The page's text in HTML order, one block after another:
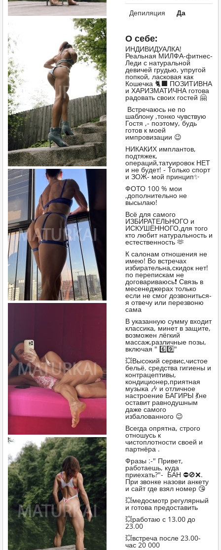
Депиляция
Да
О себе:
ИНДИВИДУАЛКА!
Реальная МИЛФА-фитнес-
Леди с натуральной
девичей грудью, упругой
попкой, ласковая как
Кошечка 🐈‍⬛ ПОЗИТИВНА
и ХАРИЗМАТИЧНА готова
радовать своих гостей 🤗
Встречаюсь не по
шаблону ,тонко чувствую
Гостя ,- поэтому, будь
готов к моей
импровизации 😉
НИКАКИХ имплантов,
подтяжек,
операций,татуировок НЕТ
и не будет! - Только спорт
и ЗОЖ- мой принцип✨️
ФОТО 100 % мои
,дополнительно не
высылаю!
Всё для самого
ИЗБИРАТЕЛЬНОГО и
ИСКУШЁННОГО,для того
кто любит натуральность и
естественность 🫶
К салонам отношения не
имею! Во встречах
избирательна,скидок нет!
по перепискам не
договариваюсь❗️ Связь в
месенеджерах только
если не смог дозвониться-
я отвечу или перезвоню
сама
В указанную сумму входит
классика, минет в защите,
возможен лёгкий
массаж,различные позы,
включая " 6️⃣9️⃣"
💥Высокий сервис,чистое
бельё, средства гигиены и
контрацептивы,
кондиционер,приятная
музыка 🎶 и отличное
настроение БАГИРЫ 💃не
оставит равнодушным
даже самого
избалованного 😉
Всегда опрятна, строго
отношусь к
чистоплотности своей и
партнёра .
Фразы :-" Привет,
работаешь, куда
приехать?"- БАН ⛔️🚫❌️.
При звонке назови анкету
и сайт где взял номер 😘
💥медосмотр регулярный
и готова предоставить
💥работаю с 13.00 до
23.00
💥встреча после 23.00-
час 20 000